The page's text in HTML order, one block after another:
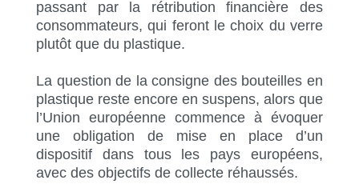
passant par la rétribution financière des
consommateurs, qui feront le choix du verre
plutôt que du plastique.
La question de la consigne des bouteilles en
plastique reste encore en suspens, alors que
l’Union européenne commence à évoquer
une obligation de mise en place d’un
dispositif dans tous les pays européens,
avec des objectifs de collecte réhaussés.